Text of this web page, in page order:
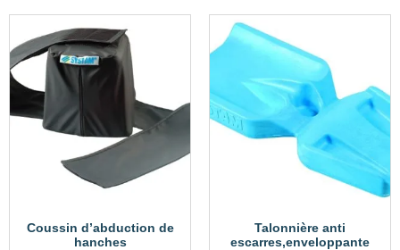
Coussin d’abduction de
hanches
Talonnière anti
escarres,enveloppante